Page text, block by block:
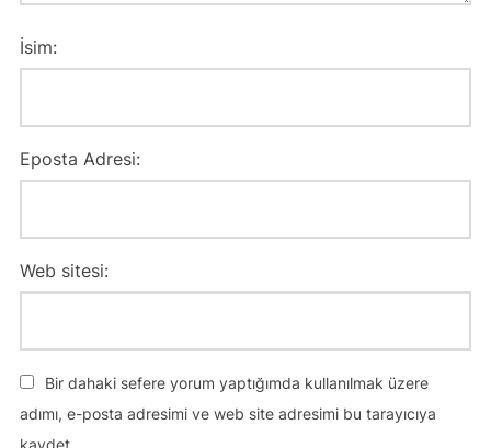
İsim:
Eposta Adresi:
Web sitesi:
Bir dahaki sefere yorum yaptığımda kullanılmak üzere
adımı, e-posta adresimi ve web site adresimi bu tarayıcıya
kaydet.